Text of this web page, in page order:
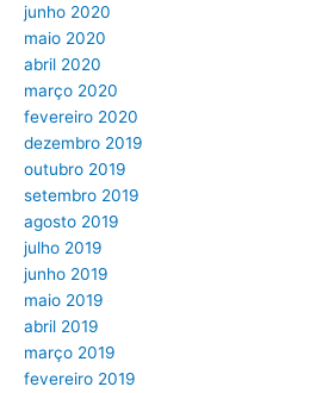
junho 2020
maio 2020
abril 2020
março 2020
fevereiro 2020
dezembro 2019
outubro 2019
setembro 2019
agosto 2019
julho 2019
junho 2019
maio 2019
abril 2019
março 2019
fevereiro 2019